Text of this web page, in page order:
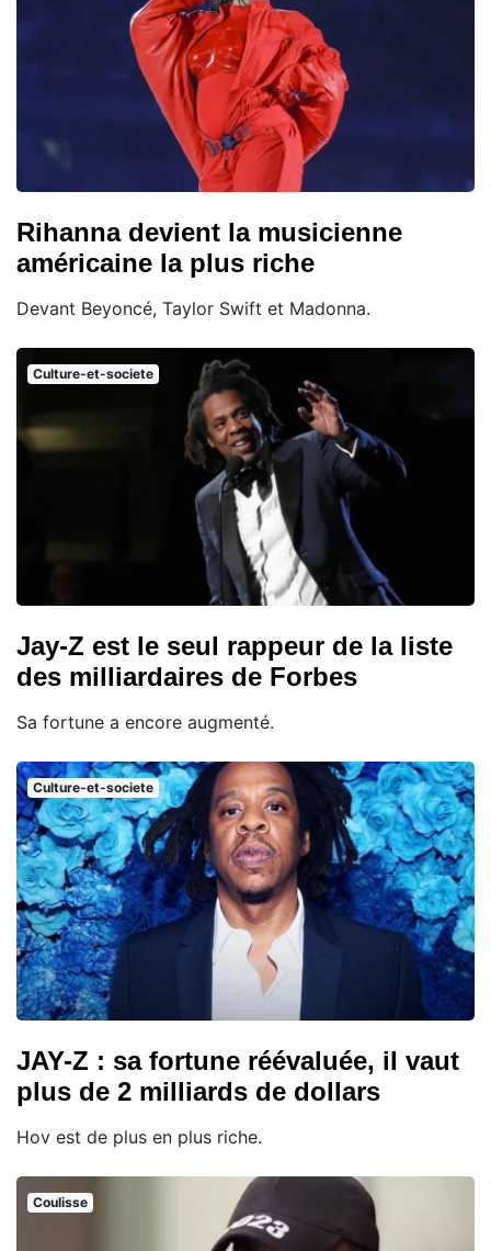
Rihanna devient la musicienne
américaine la plus riche
Devant Beyoncé, Taylor Swift et Madonna.
Culture-et-societe
Jay-Z est le seul rappeur de la liste
des milliardaires de Forbes
Sa fortune a encore augmenté.
Culture-et-societe
JAY-Z : sa fortune réévaluée, il vaut
plus de 2 milliards de dollars
Hov est de plus en plus riche.
Coulisse